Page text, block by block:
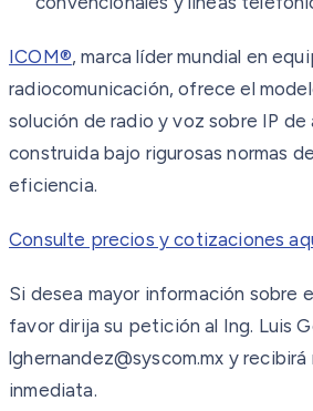
ICOM®, marca líder mundial en
radiocomunicación, ofrece el
solución de radio y voz sobre IP
construida bajo rigurosas normas
eficiencia.
Consulte precios y cotizaciones
Si desea mayor información sobre
favor dirija su petición al Ing. Luis
lghernandez@syscom.mx y
inmediata.